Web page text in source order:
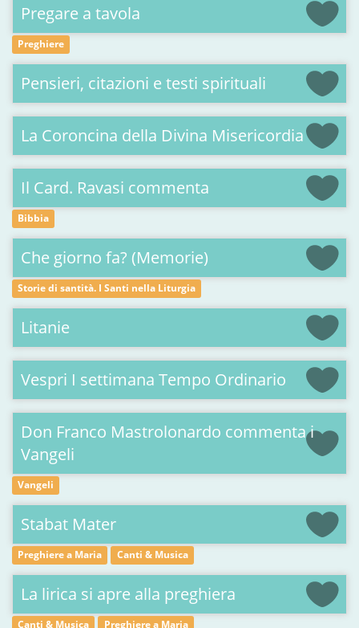
Pregare a tavola
Preghiere
Pensieri, citazioni e testi spirituali
La Coroncina della Divina Misericordia
Il Card. Ravasi commenta
Bibbia
Che giorno fa? (Memorie)
Storie di santità. I Santi nella Liturgia
Litanie
Vespri I settimana Tempo Ordinario
Don Franco Mastrolonardo commenta i
Vangeli
Vangeli
Stabat Mater
Preghiere a Maria Canti & Musica
La lirica si apre alla preghiera
Canti & Musica Preghiere a Maria